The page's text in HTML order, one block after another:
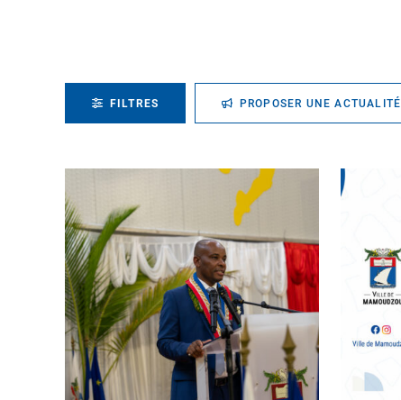
FILTRES PROPOSER UNE ACTUALITÉ